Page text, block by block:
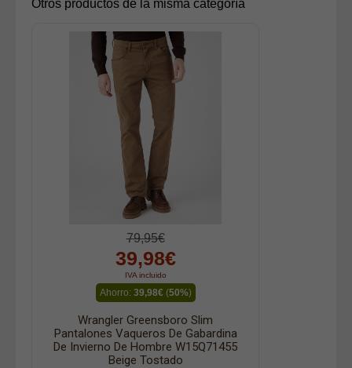
Otros productos de la misma categoría
79,95€
39,98€
IVA incluido
Ahorro: 39,98€(50%)
Wrangler Greensboro Slim
Pantalones Vaqueros De Gabardina
De Invierno De Hombre W15Q71455
Beige Tostado